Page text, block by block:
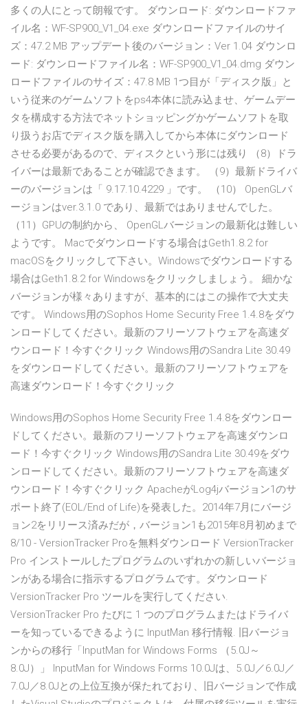
多くの人にとって朗報です。 ダウンロード: ダウンロードファ
イル名：WF-SP900_V1_04.exe ダウンロードファイルのサイ
ズ：47.2 MB アップデート後のバージョン：Ver 1.04 ダウンロ
ード: ダウンロードファイル名：WF-SP900_V1_04.dmg ダウン
ロードファイルのサイズ：47.8 MB 1つ目が「ディスク版」と
いう従来のゲームソフトをps4本体に読み込ませ、ゲームデー
タを構成する方法でネットショッピングかゲームソフトを取
り扱うお店でディスク版を購入してから本体にダウンロード
させる必要があるので、ディスクという形には残り （8）ドラ
イバーは最新であることが確認できます。 （9）最新ドライバ
ーのバージョンは「 9.17.10.4229 」です。 （10） OpenGLバ
ージョンはver.3.1.0 であり、最新ではありませんでした。
（11）GPUの制約から、 OpenGLバージョンの最新化は難しい
ようです。 Macでダウンロードする場合はGeth1.8.2 for
macOSをクリックして下さい。Windowsでダウンロードする
場合はGeth1.8.2 for Windowsをクリックしましょう。 細かな
バージョンが様々ありますが、基本的にはこの操作で大丈夫
です。 Windows用のSophos Home Security Free 1.4.8をダウ
ンロードしてください。最新のフリーソフトウェアを高速ダ
ウンロード！今すぐクリック Windows用のSandra Lite 30.49
をダウンロードしてください。最新のフリーソフトウェアを
高速ダウンロード！今すぐクリック
Windows用のSophos Home Security Free 1.4.8をダウンロー
ドしてください。最新のフリーソフトウェアを高速ダウンロ
ード！今すぐクリック Windows用のSandra Lite 30.49をダウ
ンロードしてください。最新のフリーソフトウェアを高速ダ
ウンロード！今すぐクリック ApacheがLog4jバージョン1のサ
ポート終了(EOL/End of Life)を発表した。2014年7月にバージ
ョン2をリリース済みだが，バージョン1も2015年8月初めまで
8/10 - VersionTracker Proを無料ダウンロード VersionTracker
Pro インストールしたプログラムのいずれかの新しいバージョ
ンがある場合に指示するプログラムです。ダウンロード
VersionTracker Pro ツールを実行してください.
VersionTracker Pro たびに 1 つのプログラムまたはドライバ
ーを知っているできるように InputMan 移行情報. 旧バージョ
ンからの移行「InputMan for Windows Forms （5.0J～
8.0J）」 InputMan for Windows Forms 10.0Jは、5.0J／6.0J／
7.0J／8.0Jとの上位互換が保たれており、旧バージョンで作成